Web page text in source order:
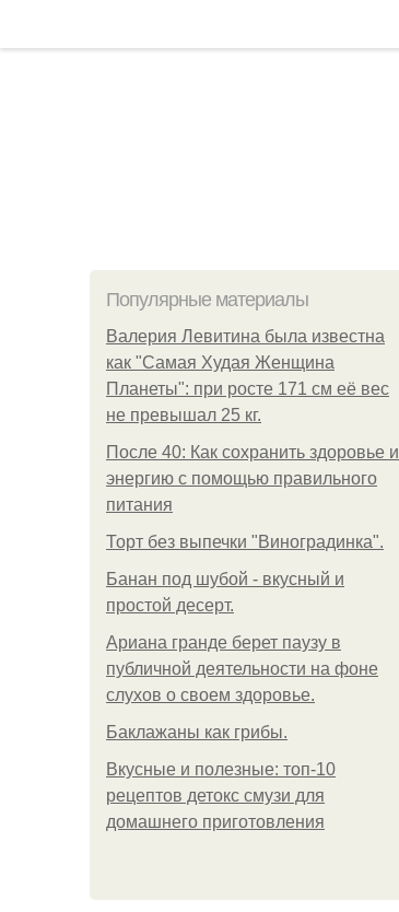
Популярные материалы
Валерия Левитина была известна
как "Самая Худая Женщина
Планеты": при росте 171 см её вес
не превышал 25 кг.
После 40: Как сохранить здоровье и
энергию с помощью правильного
питания
Торт без выпечки "Виноградинка".
Банан под шубой - вкусный и
простой десерт.
Ариана гранде берет паузу в
публичной деятельности на фоне
слухов о своем здоровье.
Баклажаны как грибы.
Вкусные и полезные: топ-10
рецептов детокс смузи для
домашнего приготовления